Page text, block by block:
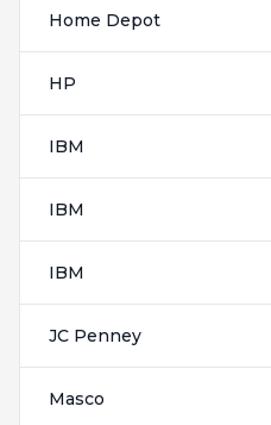
Home Depot
HP
IBM
IBM
IBM
JC Penney
Masco